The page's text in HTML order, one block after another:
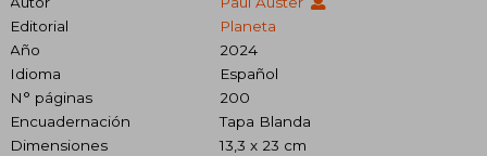
Editorial
Planeta
Año
2024
Idioma
Español
N° páginas
200
Encuadernación
Tapa Blanda
Dimensiones
13,3 x 23 cm